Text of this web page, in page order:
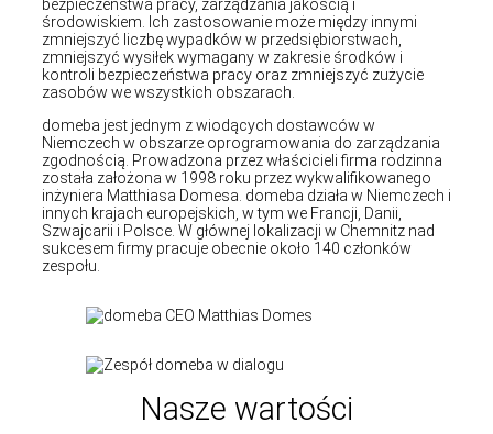
bezpieczeństwa pracy, zarządzania jakością i
środowiskiem. Ich zastosowanie może między innymi
zmniejszyć liczbę wypadków w przedsiębiorstwach,
zmniejszyć wysiłek wymagany w zakresie środków i
kontroli bezpieczeństwa pracy oraz zmniejszyć zużycie
zasobów we wszystkich obszarach.
domeba jest jednym z wiodących dostawców w
Niemczech w obszarze oprogramowania do zarządzania
zgodnością. Prowadzona przez właścicieli firma rodzinna
została założona w 1998 roku przez wykwalifikowanego
inżyniera Matthiasa Domesa. domeba działa w Niemczech i
innych krajach europejskich, w tym we Francji, Danii,
Szwajcarii i Polsce. W głównej lokalizacji w Chemnitz nad
sukcesem firmy pracuje obecnie około 140 członków
zespołu.
Nasze wartości